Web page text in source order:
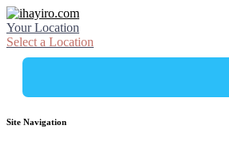
Your Location
Select a Location
Site Navigation